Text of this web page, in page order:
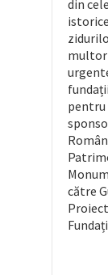
din
multor
pentru
către